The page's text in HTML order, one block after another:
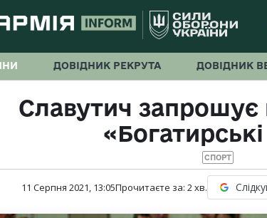
ДОВІДНИК РЕКРУТА ДОВІДНИК
Славутич запрошує
«Богатирські
СПОРТ
11 Серпня 2021, 13:05Прочитаєте за: 2хв.